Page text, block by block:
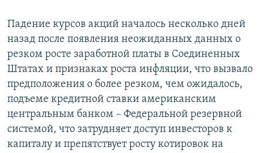
Падение курсов акций началось несколько дней
назад после появления неожиданных данных о
резком росте заработной платы в Соединенных
Штатах и признаках роста инфляции, что вызвало
предположения о более резком, чем ожидалось,
подъеме кредитной ставки американским
центральным банком – Федеральной резервной
системой, что затрудняет доступ инвесторов к
капиталу и препятствует росту котировок на